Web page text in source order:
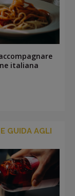
italiana
GUIDA AGLI